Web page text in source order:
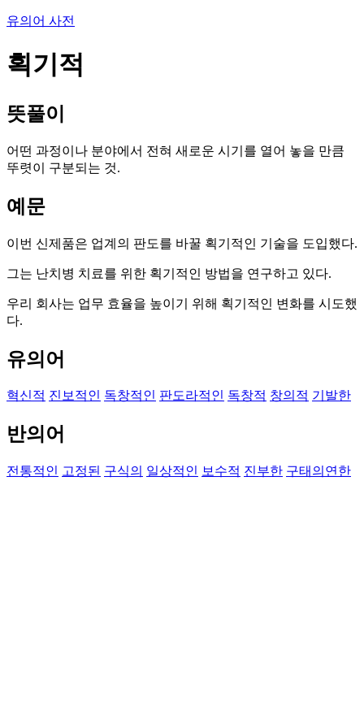
유의어 사전
획기적
뜻풀이
어떤 과정이나 분야에서 전혀 새로운 시기를 열어 놓을 만큼
뚜렷이 구분되는 것.
예문
이번 신제품은 업계의 판도를 바꿀 획기적인 기술을 도입했다.
그는 난치병 치료를 위한 획기적인 방법을 연구하고 있다.
우리 회사는 업무 효율을 높이기 위해 획기적인 변화를 시도했
다.
유의어
혁신적 진보적인 독창적인 판도라적인 독창적 창의적 기발한
반의어
전통적인 고정된 구식의 일상적인 보수적 진부한 구태의연한